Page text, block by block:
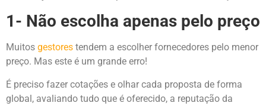
1- Não escolha apenas pelo preço
Muitos gestores tendem a escolher fornecedores pelo menor
preço. Mas este é um grande erro!
É preciso fazer cotações e olhar cada proposta de forma
global, avaliando tudo que é oferecido, a reputação da